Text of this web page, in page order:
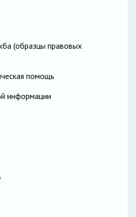
(образцы правовых
помощь
информации